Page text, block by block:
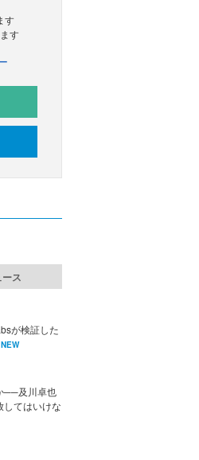
す
す
ス
が検証した
NEW
──及川卓也
してはいけな